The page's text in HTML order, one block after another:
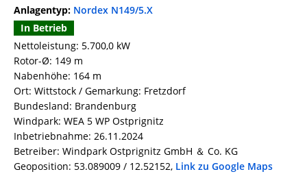
Anlagentyp: Nordex N149/5.X
In Betrieb
Nettoleistung: 5.700,0 kW
Rotor-Ø: 149 m
Nabenhöhe: 164 m
Ort: Wittstock / Gemarkung: Fretzdorf
Bundesland: Brandenburg
Windpark: WEA 5 WP Ostprignitz
Inbetriebnahme: 26.11.2024
Betreiber: Windpark Ostprignitz GmbH ＆ Co. KG
Geoposition: 53.089009 / 12.52152, Link zu Google Maps